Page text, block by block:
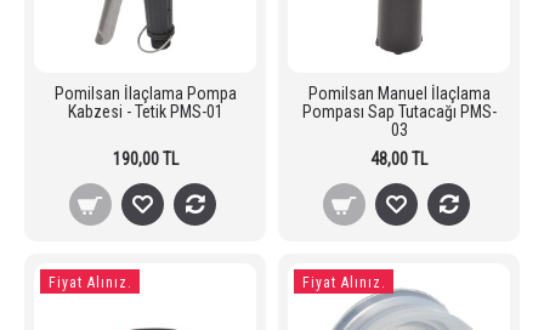
Pomilsan İlaçlama Pompa
Kabzesi - Tetik PMS-01
190,00 TL
Pomilsan Manuel İlaçlama
Pompası Sap Tutacağı PMS-
03
48,00 TL
Fiyat Alınız. Fiyat Alınız.